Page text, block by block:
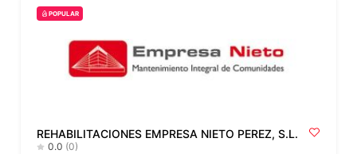
POPULAR
REHABILITACIONES EMPRESA NIETO PEREZ, S.L.
0.0 (0)